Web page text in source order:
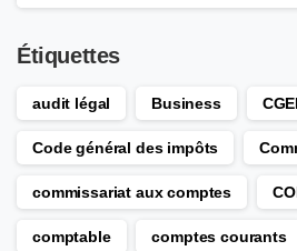
Étiquettes
audit légal Business
Code général des impôts
commissariat aux comptes
comptable comptes courants